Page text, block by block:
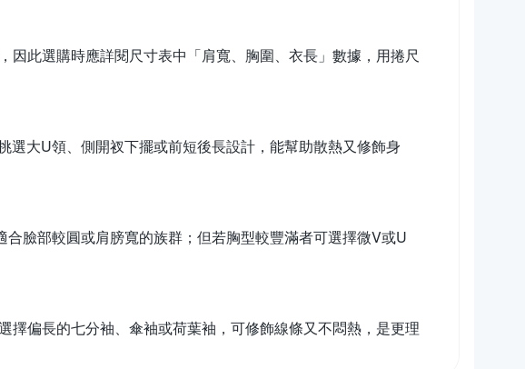
此選購時應詳閱尺寸表中「肩寬、胸圍、衣長」數據，用捲尺
大U領、側開衩下擺或前短後長設計，能幫助散熱又修飾身
臉部較圓或肩膀寬的族群；但若胸型較豐滿者可選擇微V或U
偏長的七分袖、傘袖或荷葉袖，可修飾線條又不悶熱，是更理